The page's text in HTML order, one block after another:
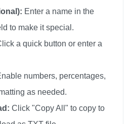
Enter a name in the
to make it special.
a quick button or enter a
numbers, percentages,
as needed.
Click "Copy All" to copy to